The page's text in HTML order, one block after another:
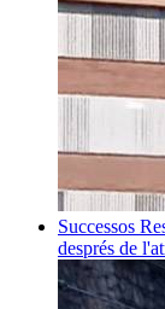
Successos
després de